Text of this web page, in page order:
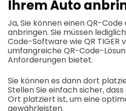
Ihrem Auto
Ja, Sie können einen QR-
anbringen. Sie müssen
Code-Software wie QR TIGER
umfangreiche QR-Code-
Anforderungen bietet.
Sie können es dann dort
Stellen Sie einfach sicher,
Ort platziert ist, um eine
gewährleisten.